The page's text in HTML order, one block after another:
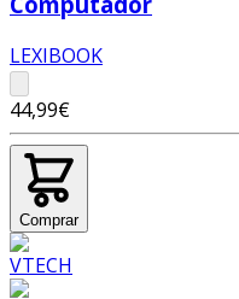
LEXIBOOK
44,99€
Comprar